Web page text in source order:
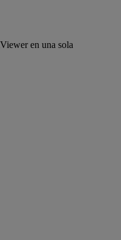
en una sola